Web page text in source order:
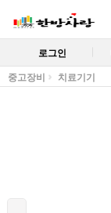
로그인
중고장비 치료기기